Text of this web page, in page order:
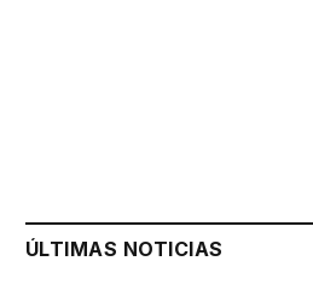
ÚLTIMAS NOTICIAS